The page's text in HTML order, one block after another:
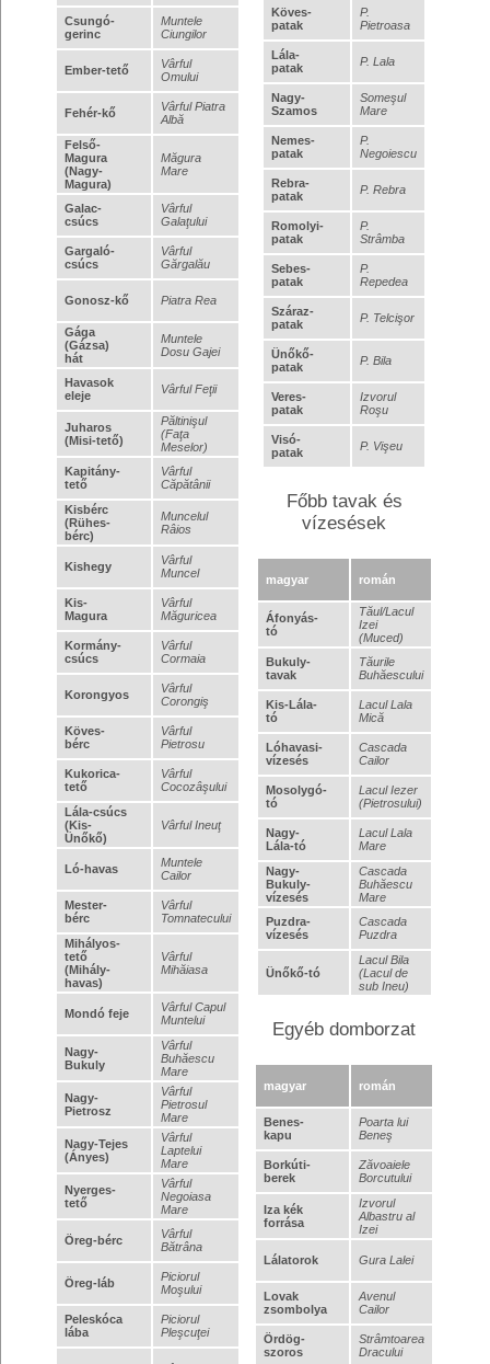
Csungó-
gerinc
Muntele
Ciungilor
Ember-tető
Vârful
Omului
Fehér-kő
Vârful Piatra
Albă
Felső-
Magura
(Nagy-
Magura)
Măgura
Mare
Galac-
csúcs
Vârful
Galaţului
Gargaló-
csúcs
Vârful
Gărgalău
Gonosz-kő Piatra Rea
Gága
(Gázsa)
hát
Muntele
Dosu Gajei
Havasok
eleje
Vârful Feţii
Juharos
(Misi-tető)
Păltinişul
(Faţa
Meselor)
Kapitány-
tető
Vârful
Căpătânii
Kisbérc
(Rühes-
bérc)
Muncelul
Râios
Kishegy
Vârful
Muncel
Kis-
Magura
Vârful
Măguricea
Kormány-
csúcs
Vârful
Cormaia
Korongyos
Vârful
Corongiş
Köves-
bérc
Vârful
Pietrosu
Kukorica-
tető
Vârful
Cocozâşului
Lála-csúcs
(Kis-
Ünőkő)
Vârful Ineuţ
Ló-havas
Muntele
Cailor
Mester-
bérc
Vârful
Tomnatecului
Mihályos-
tető
(Mihály-
havas)
Vârful
Mihăiasa
Mondó feje
Vârful Capul
Muntelui
Nagy-
Bukuly
Vârful
Buhăescu
Mare
Nagy-
Pietrosz
Vârful
Pietrosul
Mare
Nagy-Tejes
(Ányes)
Vârful
Laptelui
Mare
Nyerges-
tető
Vârful
Negoiasa
Mare
Öreg-bérc
Vârful
Bătrâna
Öreg-láb
Piciorul
Moşului
Peleskóca
lába
Piciorul
Pleşcuţei
Köves-
patak
P.
Pietroasa
Lála-
patak
P. Lala
Nagy-
Szamos
Someşul
Mare
Nemes-
patak
P.
Negoiescu
Rebra-
patak
P. Rebra
Romolyi-
patak
P.
Strâmba
Sebes-
patak
P.
Repedea
Száraz-
patak
P. Telcişor
Ünőkő-
patak
P. Bila
Veres-
patak
Izvorul
Roşu
Visó-
patak
P. Vişeu
Főbb tavak és
vízesések
magyar román
Áfonyás-
tó
Tăul/Lacul
Izei
(Muced)
Bukuly-
tavak
Tăurile
Buhăescului
Kis-Lála-
tó
Lacul Lala
Mică
Lóhavasi-
vízesés
Cascada
Cailor
Mosolygó-
tó
Lacul Iezer
(Pietrosului)
Nagy-
Lála-tó
Lacul Lala
Mare
Nagy-
Bukuly-
vízesés
Cascada
Buhăescu
Mare
Puzdra-
vízesés
Cascada
Puzdra
Ünőkő-tó
Lacul Bila
(Lacul de
sub Ineu)
Egyéb domborzat
magyar román
Benes-
kapu
Poarta lui
Beneş
Borkúti-
berek
Zăvoaiele
Borcutului
Iza kék
forrása
Izvorul
Albastru al
Izei
Lálatorok Gura Lalei
Lovak
zsombolya
Avenul
Cailor
Ördög-
szoros
Strâmtoarea
Dracului